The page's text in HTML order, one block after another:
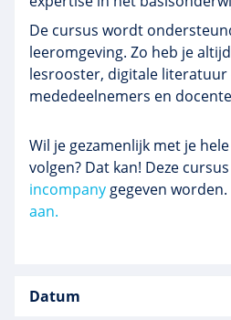
De cursus wordt
leeromgeving. Zo heb je
lesrooster, digitale
mededeelnemers en
Wil je gezamenlijk met je
volgen? Dat kan! Deze
incompany gegeven worden.
aan.
Datum